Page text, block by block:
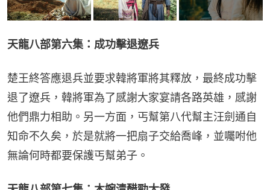
天龍八部第六集：成功擊退遼兵
楚王終答應退兵並要求韓將軍將其釋放，最終成功擊
退了遼兵，韓將軍為了感謝大家宴請各路英雄，感謝
他們鼎力相助。另一方面，丐幫第八代幫主汪劍通自
知命不久矣，於是就將一把扇子交給喬峰，並囑咐他
無論何時都要保護丐幫弟子。